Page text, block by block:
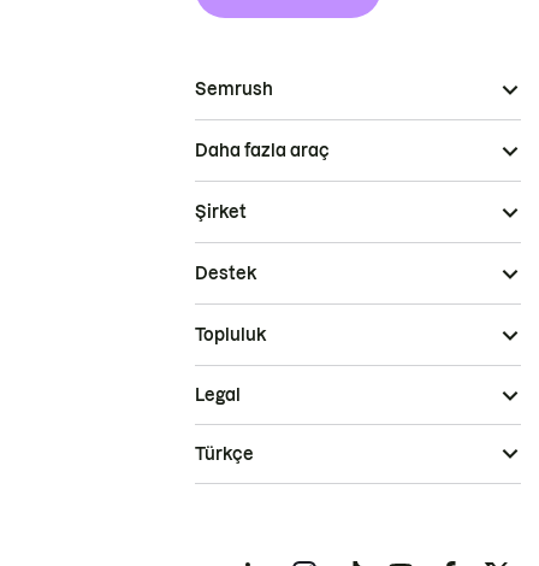
Semrush
Daha fazla araç
Şirket
Destek
Topluluk
Legal
Türkçe